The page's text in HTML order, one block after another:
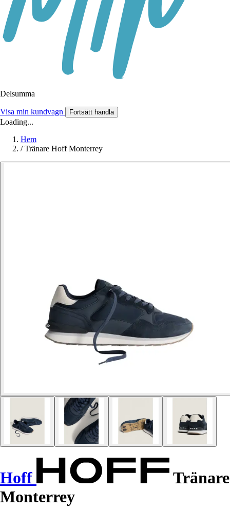
Delsumma
Visa min kundvagn Fortsätt handla
Loading...
Hem
/ Tränare Hoff Monterrey
Hoff
Tränare
Monterrey